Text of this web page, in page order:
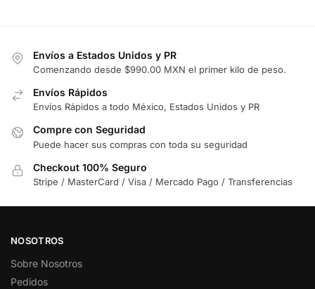
Envíos a Estados Unidos y PR
Comenzando desde $990.00 MXN el primer kilo de peso.
Envíos Rápidos
Envíos Rápidos a todo México, Estados Unidos y PR
Compre con Seguridad
Puede hacer sus compras con toda su seguridad
Checkout 100% Seguro
Stripe / MasterCard / Visa / Mercado Pago / Transferencias
NOSOTROS
Sobre Nosotros
Pedidos